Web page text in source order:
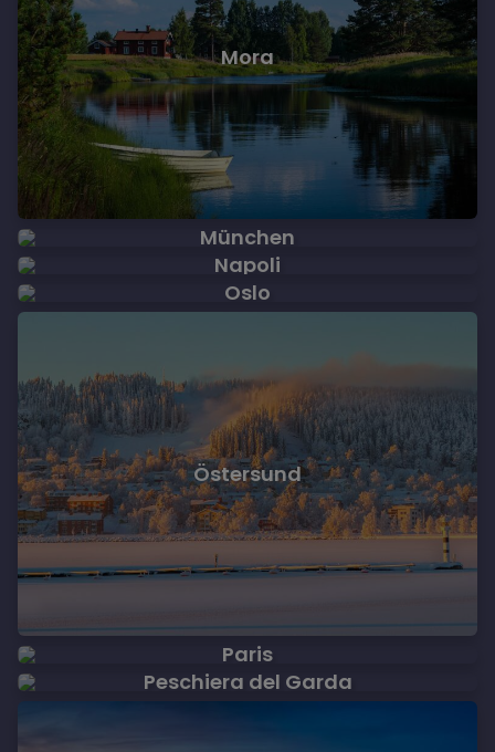
Mora
München
Napoli
Oslo
Östersund
Paris
Peschiera del Garda